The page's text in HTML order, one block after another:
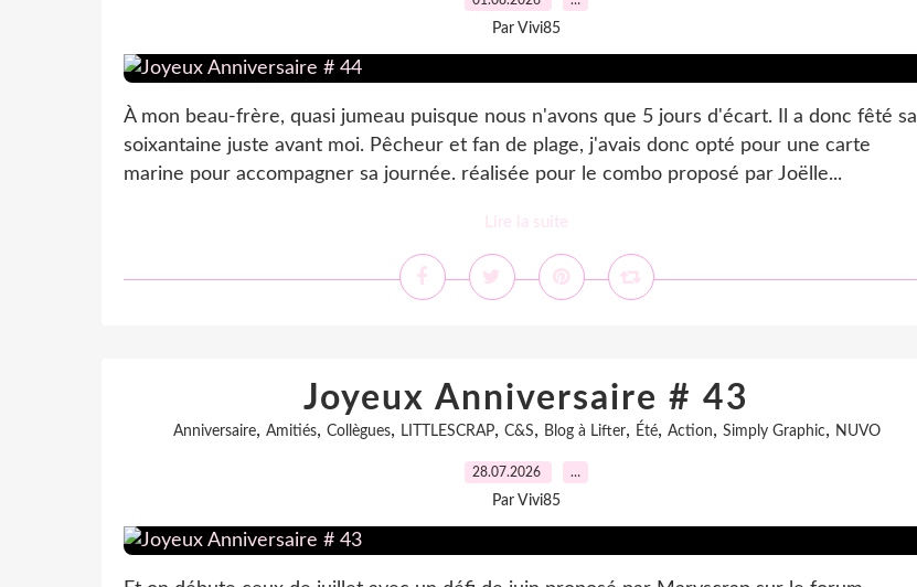
Par Vivi85
À mon beau-frère, quasi jumeau puisque nous n'avons que 5 jours d'écart. Il a donc fêté sa
soixantaine juste avant moi. Pêcheur et fan de plage, j'avais donc opté pour une carte
marine pour accompagner sa journée. réalisée pour le combo proposé par Joëlle...
Lire la suite
Joyeux Anniversaire # 43
Anniversaire, Amitiés, Collègues, LITTLESCRAP, C&S, Blog à Lifter, Été, Action, Simply Graphic, NUVO
28.07.2026 …
Par Vivi85